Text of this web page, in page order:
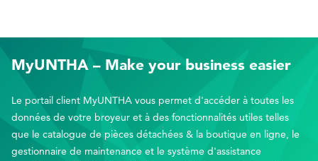
MyUNTHA – Make your business easier
Le portail client MyUNTHA vous permet d'accéder à toutes les
données de votre broyeur et à des fonctionnalités utiles telles
que le catalogue de pièces détachées & la boutique en ligne, le
gestionnaire de maintenance et le système d'assistance